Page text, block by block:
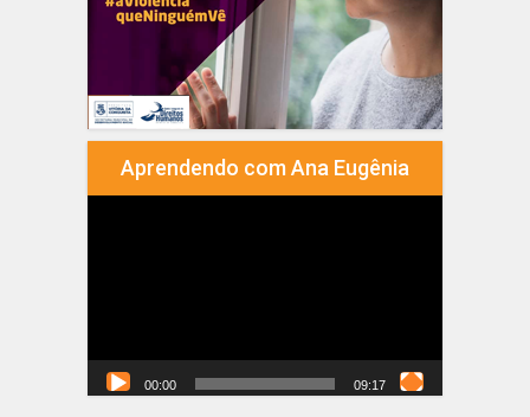
Aprendendo com Ana Eugênia
00:00 09:17